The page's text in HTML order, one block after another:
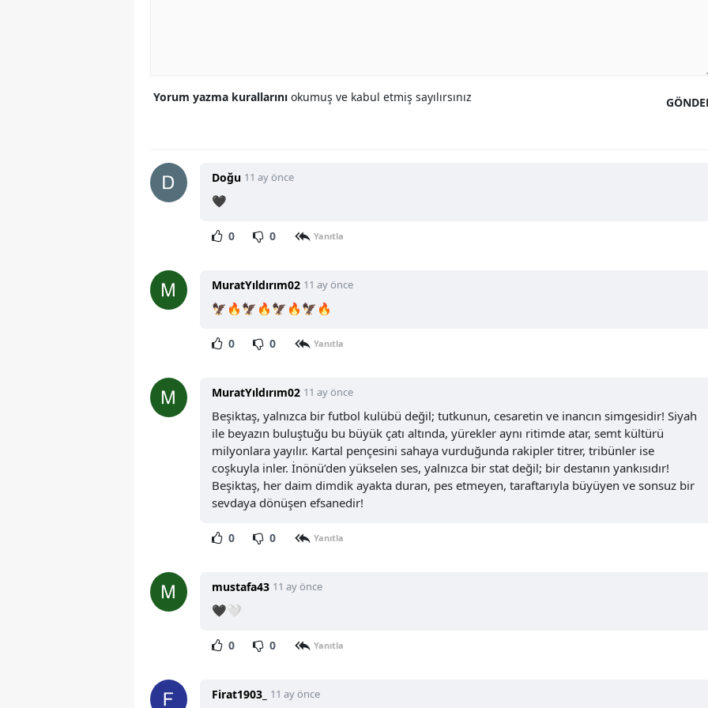
Yorum yazma kurallarını okumuş ve kabul etmiş sayılırsınız
Doğu 11 ay önce
🖤
0 0 Yanıtla
MuratYıldırım02 11 ay önce
🦅🔥🦅🔥🦅🔥🦅🔥
0 0 Yanıtla
MuratYıldırım02 11 ay önce
Beşiktaş, yalnızca bir futbol kulübü değil; tutkunun, cesaretin ve inancın simgesidir! Siyah
ile beyazın buluştuğu bu büyük çatı altında, yürekler aynı ritimde atar, semt kültürü
milyonlara yayılır. Kartal pençesini sahaya vurduğunda rakipler titrer, tribünler ise
coşkuyla inler. İnönü’den yükselen ses, yalnızca bir stat değil; bir destanın yankısıdır!
Beşiktaş, her daim dimdik ayakta duran, pes etmeyen, taraftarıyla büyüyen ve sonsuz bir
sevdaya dönüşen efsanedir!
0 0 Yanıtla
mustafa43 11 ay önce
🖤🤍
0 0 Yanıtla
Firat1903_ 11 ay önce